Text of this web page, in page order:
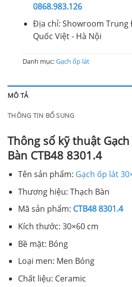
0868.983.126
Địa chỉ: Showroom Trung
Quốc Việt - Hà Nội
Danh mục:Gạch ốp lát
MÔ TẢ
THÔNG TIN BỔ SUNG
Thông số kỹ thuật
Bàn CTB48 8301.4
Tên sản phẩm: Gạch ốp lát
Thương hiệu: Thạch Bàn
Mã sản phẩm: CTB48 8301.4
Kích thước: 30×60 cm
Bề mặt: Bóng
Loại men: Men Bóng
Chất liệu: Ceramic